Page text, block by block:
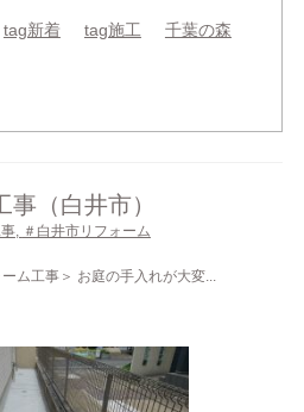
tag新着 tag施工 千葉の森
（白井市）
, ＃白井市リフォーム
ム工事＞ お庭の手入れが大変...